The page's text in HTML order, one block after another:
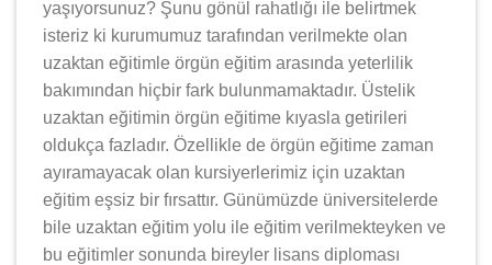
yaşıyorsunuz? Şunu gönül rahatlığı ile belirtmek
isteriz ki kurumumuz tarafından verilmekte olan
uzaktan eğitimle örgün eğitim arasında yeterlilik
bakımından hiçbir fark bulunmamaktadır. Üstelik
uzaktan eğitimin örgün eğitime kıyasla getirileri
oldukça fazladır. Özellikle de örgün eğitime zaman
ayıramayacak olan kursiyerlerimiz için uzaktan
eğitim eşsiz bir fırsattır. Günümüzde üniversitelerde
bile uzaktan eğitim yolu ile eğitim verilmekteyken ve
bu eğitimler sonunda bireyler lisans diploması